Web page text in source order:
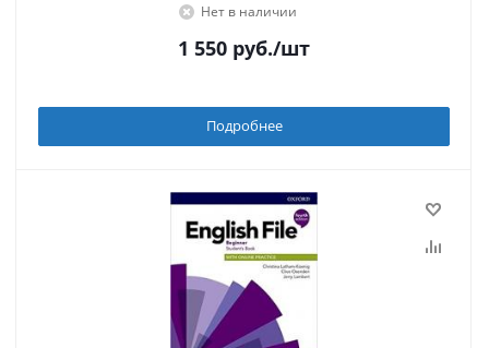
Нет в наличии
1 550 руб./шт
Подробнее